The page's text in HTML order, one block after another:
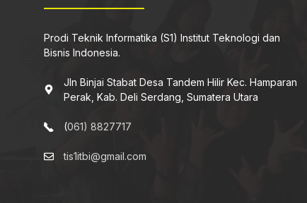
Prodi Teknik Informatika (S1) Institut Teknologi dan
Bisnis Indonesia.
Jln Binjai Stabat Desa Tandem Hilir Kec. Hamparan
Perak, Kab. Deli Serdang, Sumatera Utara
(061) 8827717
tis1itbi@gmail.com